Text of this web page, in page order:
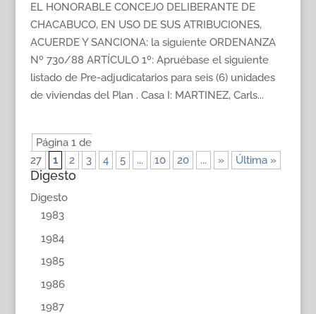
EL HONORABLE CONCEJO DELIBERANTE DE
CHACABUCO, EN USO DE SUS ATRIBUCIONES,
ACUERDE Y SANCIONA: la siguiente ORDENANZA
Nº 730/88 ARTÍCULO 1º: Apruébase el siguiente
listado de Pre-adjudicatarios para seis (6) unidades
de viviendas del Plan . Casa I: MARTINEZ, Carls...
Página 1 de
27
1 2 3 4 5 ... 10 20 ... » Última »
Digesto
Digesto
1983
1984
1985
1986
1987